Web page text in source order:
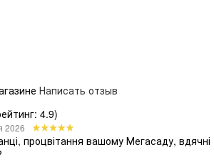
Написать отзыв
4.9)
2026
процвітання вашому Мегасаду, вдячні